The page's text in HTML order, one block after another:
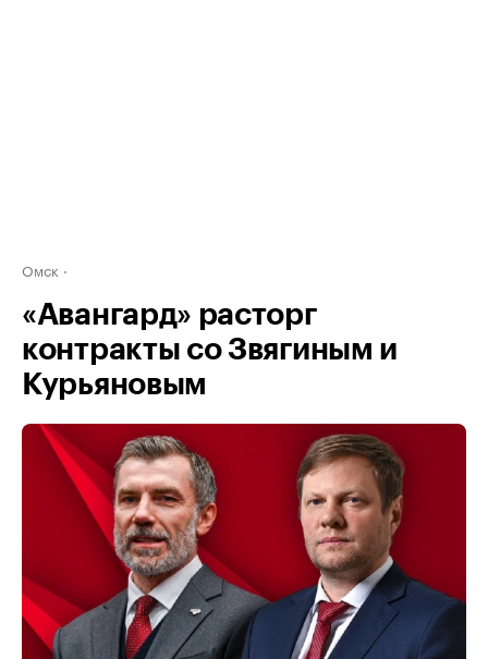
Омск
«Авангард» расторг
контракты со Звягиным и
Курьяновым